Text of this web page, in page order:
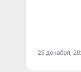
25 декабря,